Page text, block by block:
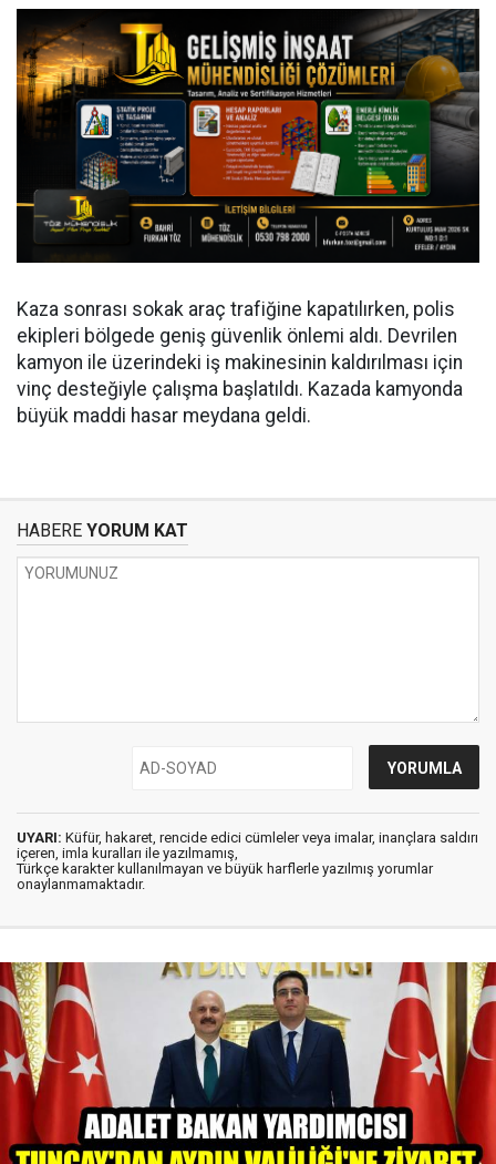
Kaza sonrası sokak araç trafiğine kapatılırken, polis
ekipleri bölgede geniş güvenlik önlemi aldı. Devrilen
kamyon ile üzerindeki iş makinesinin kaldırılması için
vinç desteğiyle çalışma başlatıldı. Kazada kamyonda
büyük maddi hasar meydana geldi.
HABERE YORUM KAT
UYARI: Küfür, hakaret, rencide edici cümleler veya imalar, inançlara saldırı
içeren, imla kuralları ile yazılmamış,
Türkçe karakter kullanılmayan ve büyük harflerle yazılmış yorumlar
onaylanmamaktadır.